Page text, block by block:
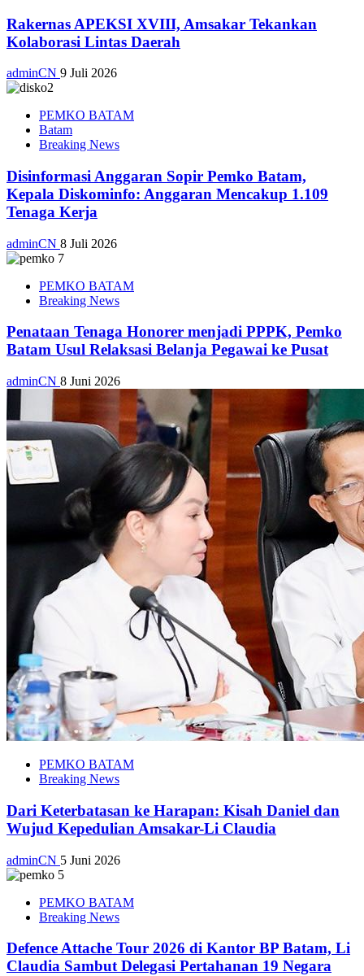
Rakernas APEKSI XVIII, Amsakar Tekankan
Kolaborasi Lintas Daerah
adminCN 9 Juli 2026
PEMKO BATAM
Batam
Breaking News
Disinformasi Anggaran Sopir Pemko Batam,
Kepala Diskominfo: Anggaran Mencakup 1.109
Tenaga Kerja
adminCN 8 Juli 2026
PEMKO BATAM
Breaking News
Penataan Tenaga Honorer menjadi PPPK, Pemko
Batam Usul Relaksasi Belanja Pegawai ke Pusat
adminCN 8 Juni 2026
PEMKO BATAM
Breaking News
Dari Keterbatasan ke Harapan: Kisah Daniel dan
Wujud Kepedulian Amsakar-Li Claudia
adminCN 5 Juni 2026
PEMKO BATAM
Breaking News
Defence Attache Tour 2026 di Kantor BP Batam, Li
Claudia Sambut Delegasi Pertahanan 19 Negara